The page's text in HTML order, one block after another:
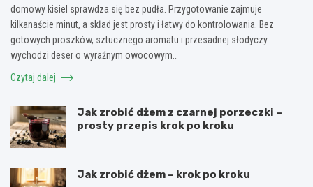
domowy kisiel sprawdza się bez pudła. Przygotowanie zajmuje
kilkanaście minut, a skład jest prosty i łatwy do kontrolowania. Bez
gotowych proszków, sztucznego aromatu i przesadnej słodyczy
wychodzi deser o wyraźnym owocowym…
Czytaj dalej
Jak zrobić dżem z czarnej porzeczki –
prosty przepis krok po kroku
Jak zrobić dżem – krok po kroku